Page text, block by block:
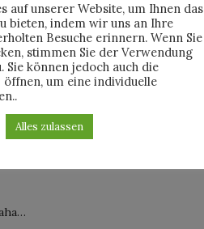
auf unserer Website, um Ihnen das
bieten, indem wir uns an Ihre
Besuche erinnern. Wenn Sie
stimmen Sie der Verwendung
Sie können jedoch auch die
öffnen, um eine individuelle
Alles zulassen